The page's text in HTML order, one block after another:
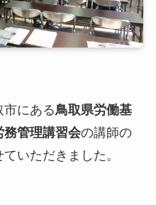
市にある鳥取県労働基
務管理講習会の講師の
いただきました。